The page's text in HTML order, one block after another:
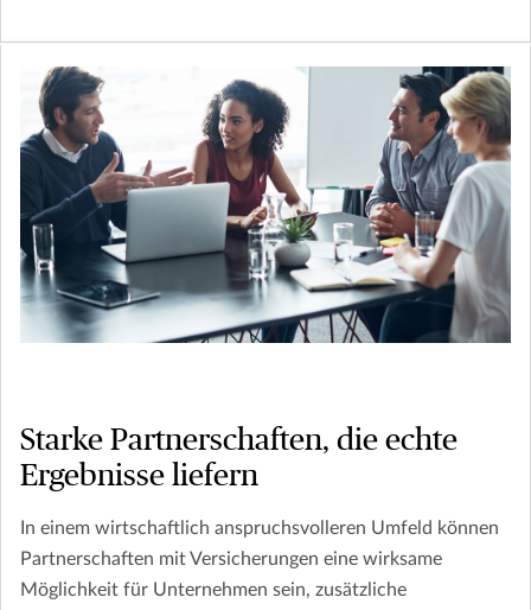
Starke Partnerschaften, die echte
Ergebnisse liefern
In einem wirtschaftlich anspruchsvolleren Umfeld können
Partnerschaften mit Versicherungen eine wirksame
Möglichkeit für Unternehmen sein, zusätzliche